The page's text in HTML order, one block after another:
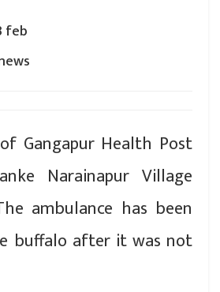
feb
Gangapur Health Post
Narainapur Village
ambulance has been
buffalo after it was not